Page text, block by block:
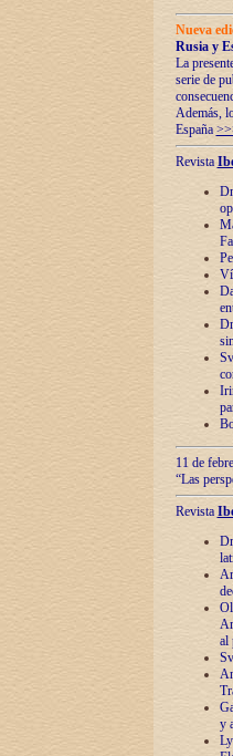
Nueva
Rusia y
La
serie de
Además,
España
Revista
11 de
“Las
Revista
al
y